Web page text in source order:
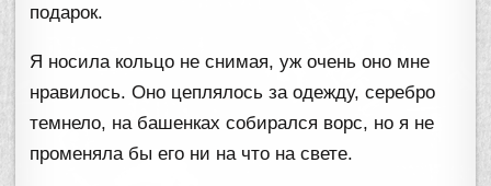
подарок.
Я носила кольцо не снимая, уж очень оно мне
нравилось. Оно цеплялось за одежду, серебро
темнело, на башенках собирался ворс, но я не
променяла бы его ни на что на свете.